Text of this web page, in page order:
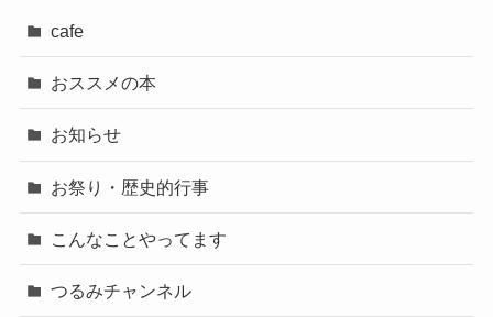
cafe
おススメの本
お知らせ
お祭り・歴史的行事
こんなことやってます
つるみチャンネル